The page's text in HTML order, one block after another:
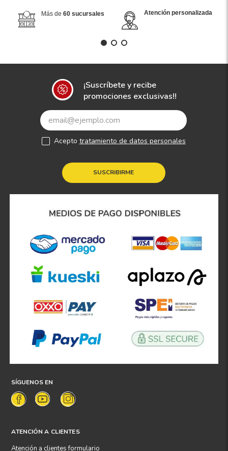
Más de 60 sucursales Atención personalizada
¡Suscríbete y recibe
promociones exclusivas!!
SUSCRIBIRME
Acepto tratamiento de datos personales
SÍGUENOS EN
ATENCIÓN A CLIENTES
Atención a clientes formulario